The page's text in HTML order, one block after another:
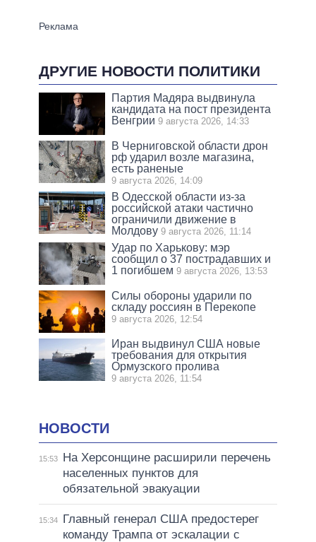
ДРУГИЕ НОВОСТИ ПОЛИТИКИ
Партия Мадяра выдвинула
кандидата на пост президента
Венгрии 9 августа 2026, 14:33
В Черниговской области дрон
рф ударил возле магазина,
есть раненые
9 августа 2026, 14:09
В Одесской области из-за
российской атаки частично
ограничили движение в
Молдову 9 августа 2026, 11:14
Удар по Харькову: мэр
сообщил о 37 пострадавших и
1 погибшем 9 августа 2026, 13:53
Силы обороны ударили по
складу россиян в Перекопе
9 августа 2026, 12:54
Иран выдвинул США новые
требования для открытия
Ормузского пролива
9 августа 2026, 11:54
НОВОСТИ
15:53
На Херсонщине расширили перечень
населенных пунктов для
обязательной эвакуации
15:34
Главный генерал США предостерег
команду Трампа от эскалации с